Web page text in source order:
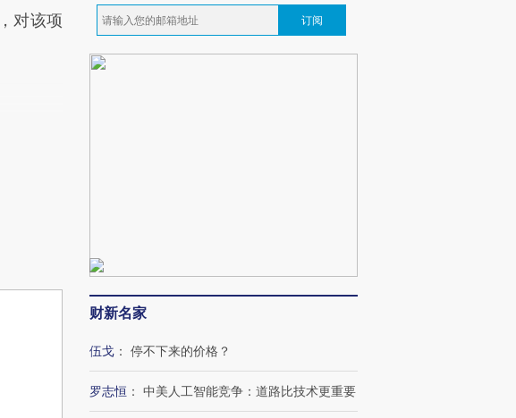
对该项
订阅
财新名家
伍戈 ： 停不下来的价格？
罗志恒 ： 中美人工智能竞争：道路比技术更重要